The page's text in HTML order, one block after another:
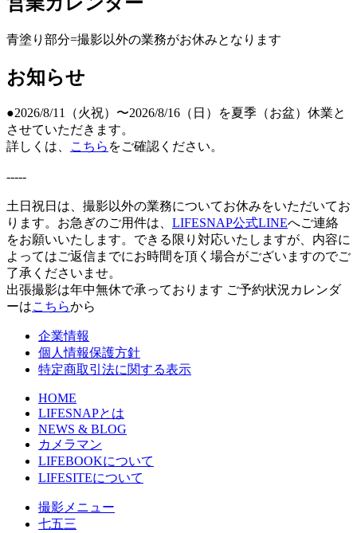
青塗り 部分=撮影以外の業務がお休みとなります
お知らせ
●2026/8/11（火祝）〜2026/8/16（日）を夏季（お盆）休業と
させていただきます。
詳しくは、
こちら をご確認ください。
-----
土日祝日は、撮影以外の業務についてお休みをいただいてお
ります。お急ぎのご用件は、 LIFESNAP公式LINEへご連絡
をお願いいたします。できる限り対応いたしますが、内容に
よってはご返信までにお時間を頂く場合がございますのでご
了承くださいませ。
出張撮影は年中無休で承っております ご予約状況カレンダ
ーはこちらから
企業情報
個人情報保護方針
特定商取引法に関する表示
HOME
LIFESNAPとは
NEWS & BLOG
カメラマン
LIFEBOOKについて
LIFESITEについて
撮影メニュー
七五三